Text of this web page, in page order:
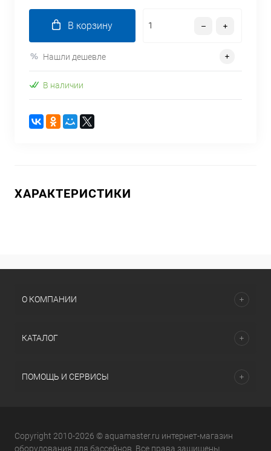
В корзину
Нашли дешевле
В наличии
ХАРАКТЕРИСТИКИ
О КОМПАНИИ
КАТАЛОГ
ПОМОЩЬ И СЕРВИСЫ
Copyright 2010-2026 © aquamaster.ru интернет-магазин
оборудования для бассейнов. Все права защищены.